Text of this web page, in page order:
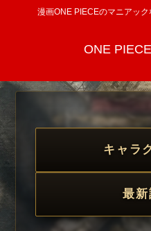
漫画ONE PIECEのマニアッ
ONE
キャラ
最新